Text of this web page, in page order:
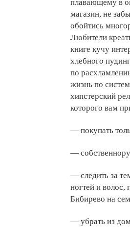
плавающему в
магазин, не
обойтись
Любители
книге кучу
хлебного
по
жизнь по
хипстерский
которого вам
— покупать
—
— следить за
ногтей и волос,
Бибирево на
— убрать из